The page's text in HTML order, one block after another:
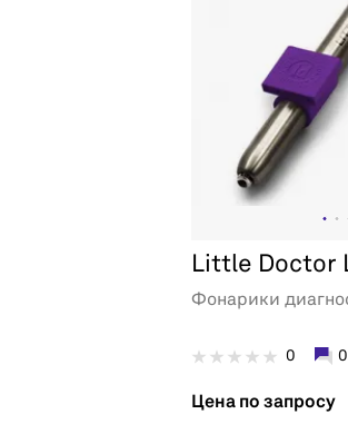
Little Doctor
Фонарики
0 0
Цена по запросу